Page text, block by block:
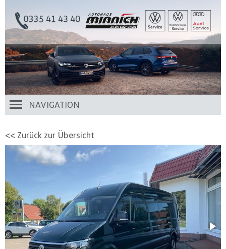
NAVIGATION
<< Zurück zur Übersicht